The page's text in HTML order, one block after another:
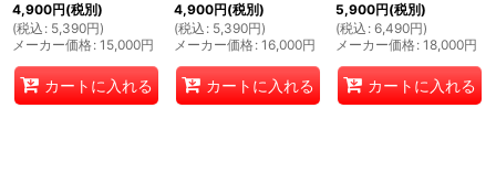
4,900円(税別)
(税込 : 5,390円)
メーカー価格: 15,000円
カートに入れる
4,900円(税別)
(税込 : 5,390円)
メーカー価格: 16,000円
カートに入れる
5,900円(税別)
(税込 : 6,490円)
メーカー価格: 18,000円
カートに入れる